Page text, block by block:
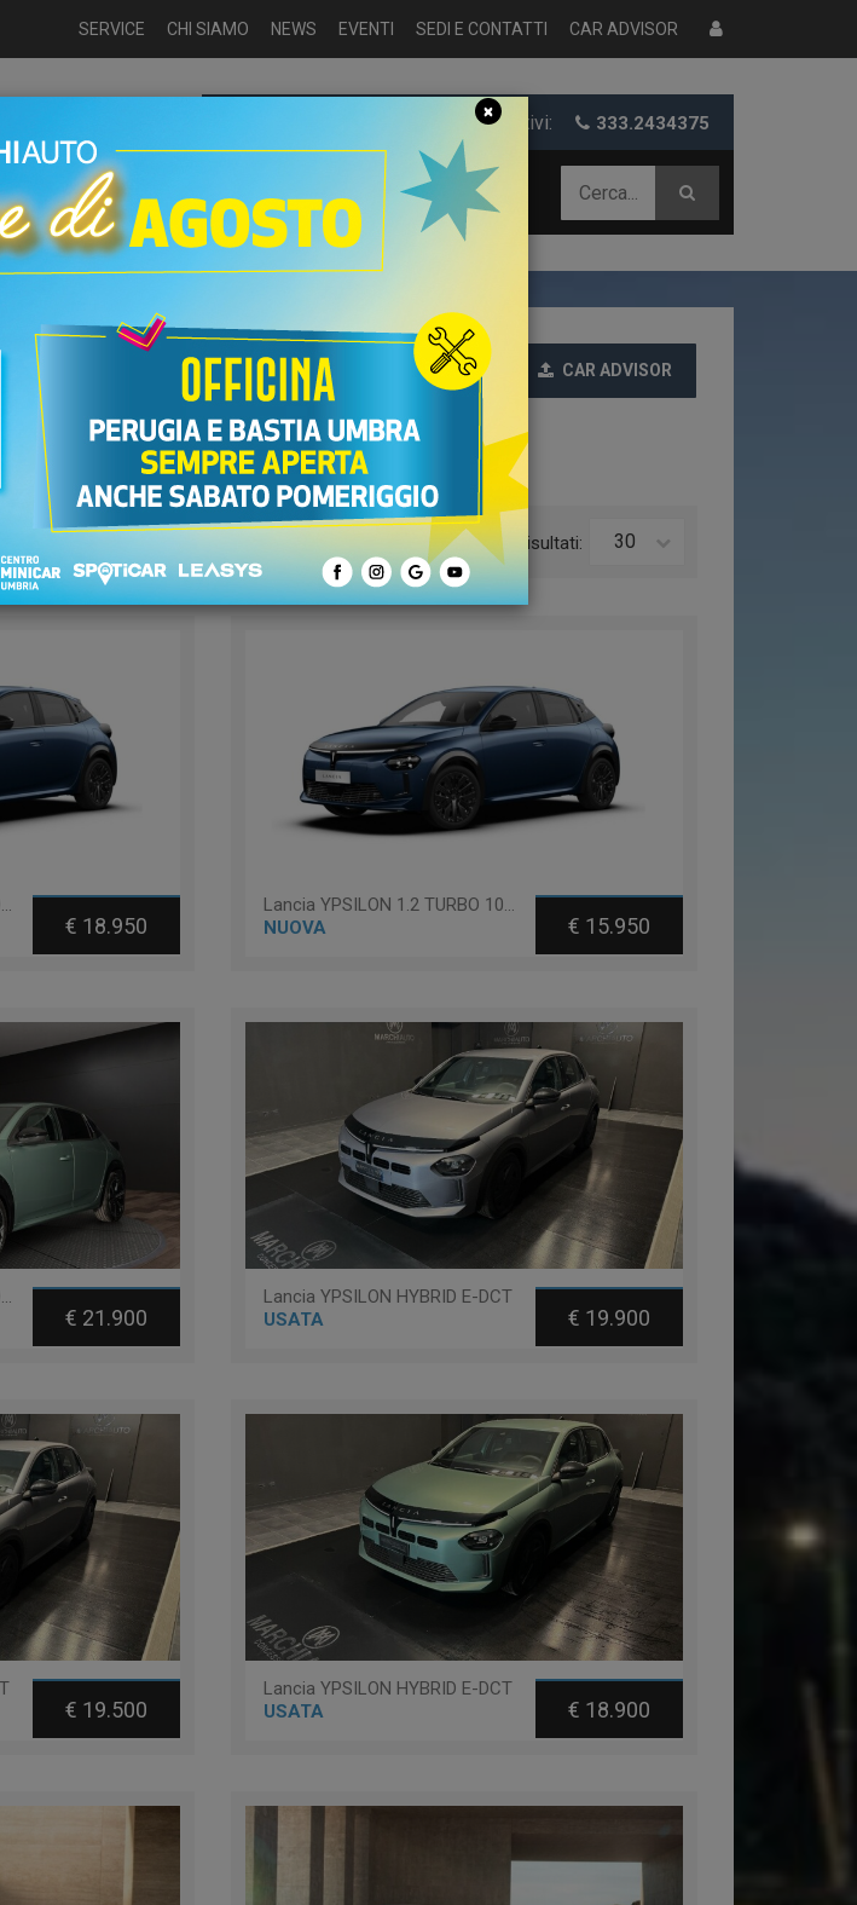
SERVICE CHI SIAMO NEWS EVENTI SEDI E CONTATTI CAR ADVISOR
Chiamaci per informazioni e preventivi: 333.2434375
NOLEGGIO USATO AZIENDALE
CAR ADVISOR
Risultati: 30
Lancia YPSILON 1.2 TURBO 100 LX 100CV
€ 18.950
Lancia YPSILON 1.2 TURBO 100 100CV
NUOVA
€ 15.950
Lancia YPSILON 1.2 TURBO 100CV LX - MANUALE -
€ 21.900
Lancia YPSILON HYBRID E-DCT
USATA
€ 19.900
€ 19.500
Lancia YPSILON HYBRID E-DCT
USATA
€ 18.900
×